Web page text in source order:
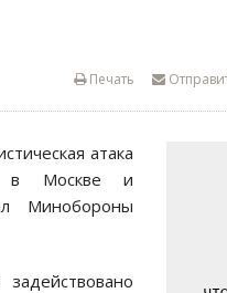
Печать
атака
в Москве и
Минобороны